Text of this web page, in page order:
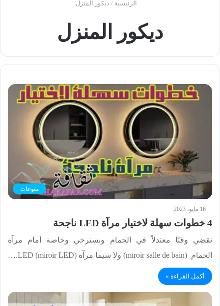
الرئيسية / ديكور المنزل
ديكور المنزل
منوعات
16 مايو، 2023
4 خطوات سهلة لاختيار مرآة LED ناجحة
نقضي وقتًا معتدلاً في الحمام ونسترخي وخاصة أمام مرآة
الحمام (miroir salle de bain) ولا سيما مرآة LED (miroir LED).…
أكمل القراءة »